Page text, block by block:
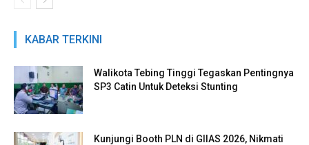
KABAR TERKINI
Walikota Tebing Tinggi Tegaskan Pentingnya
SP3 Catin Untuk Deteksi Stunting
Kunjungi Booth PLN di GIIAS 2026, Nikmati